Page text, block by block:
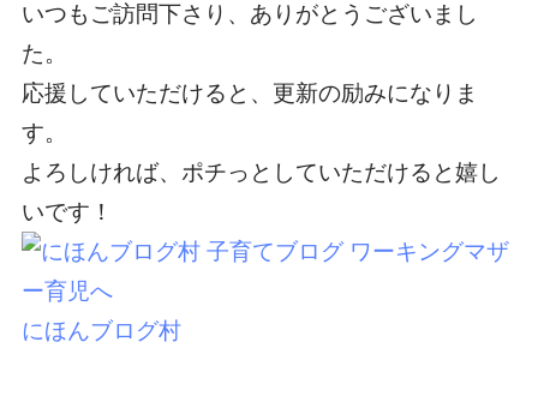
いつもご訪問下さり、ありがとうございまし
た。
応援していただけると、更新の励みになりま
す。
よろしければ、ポチっとしていただけると嬉し
いです！
にほんブログ村